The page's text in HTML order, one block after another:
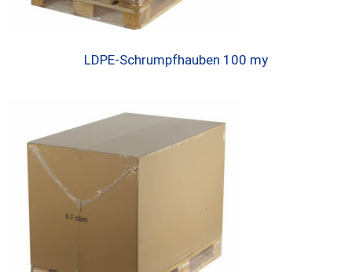
LDPE-Schrumpfhauben 100 my